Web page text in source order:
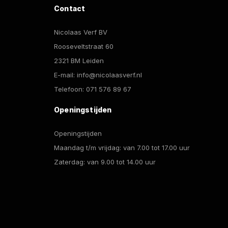
Contact
Nicolaas Verf BV
Rooseveltstraat 60
2321 BM Leiden
E-mail:info@nicolaasverf.nl
Telefoon: 071 576 89 67
Openingstijden
Openingstijden
Maandag t/m vrijdag: van 7.00 tot 17.00 uur
Zaterdag: van 9.00 tot 14.00 uur